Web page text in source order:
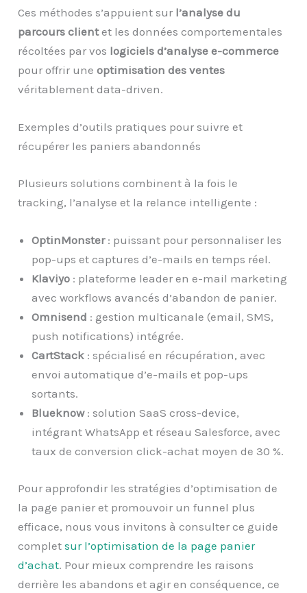
Ces méthodes s’appuient sur l’analyse du
parcours clientet les données comportementales
récoltées par vos logiciels d’analyse e-commerce
pour offrir uneoptimisation des ventes
véritablement data-driven.
Exemples d’outils pratiques pour suivre et
récupérer les paniers abandonnés
Plusieurs solutions combinent à la fois le
tracking, l’analyse et la relance intelligente :
OptinMonster: puissant pour personnaliser les
pop-ups et captures d’e-mails en temps réel.
Klaviyo : plateforme leader en e-mail marketing
avec workflows avancés d’abandon de panier.
Omnisend : gestion multicanale (email, SMS,
push notifications) intégrée.
CartStack : spécialisé en récupération, avec
envoi automatique d’e-mails et pop-ups
sortants.
Blueknow: solution SaaS cross-device,
intégrant WhatsApp et réseau Salesforce, avec
taux de conversion click-achat moyen de 30 %.
Pour approfondir les stratégies d’optimisation de
la page panier et promouvoir un funnel plus
efficace, nous vous invitons à consulter ce guide
completsur l’optimisation de la page panier
d’achat. Pour mieux comprendre les raisons
derrière les abandons et agir en conséquence, ce